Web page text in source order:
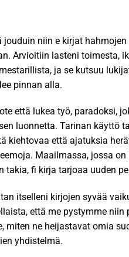
niin e kirjat​
Arvioitiin lasteni toimesta,
ja se kutsuu
pinnan alla.
että lukea työ, paradoksi,
luonnetta. Tarinan käyttö
kiehtovaa että ajatuksia
Maailmassa, jossa
fi kirja tarjoaa uuden
itselleni kirjojen syvää
että me pystymme niin
miten ne heijastavat omia
yhdistelmä.